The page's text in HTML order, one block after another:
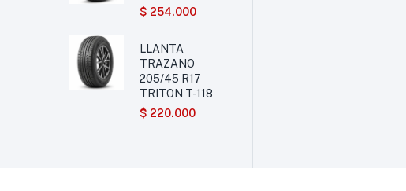
$ 254.000
LLANTA
TRAZANO
205/45 R17
TRITON T-118
$ 220.000